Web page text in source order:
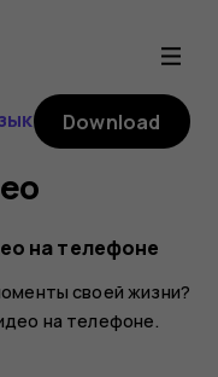
Download
на телефоне
своей жизни?
на телефоне.